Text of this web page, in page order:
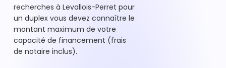
recherches à Levallois-Perret pour
un duplex vous devez connaître le
montant maximum de votre
capacité de financement (frais
de notaire inclus).